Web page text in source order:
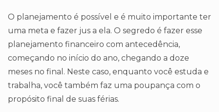
O planejamento é possível e é muito importante ter
uma meta e fazer jus a ela. O segredo é fazer esse
planejamento financeiro com antecedência,
começando no início do ano, chegando a doze
meses no final. Neste caso, enquanto você estuda e
trabalha, você também faz uma poupança com o
propósito final de suas férias.